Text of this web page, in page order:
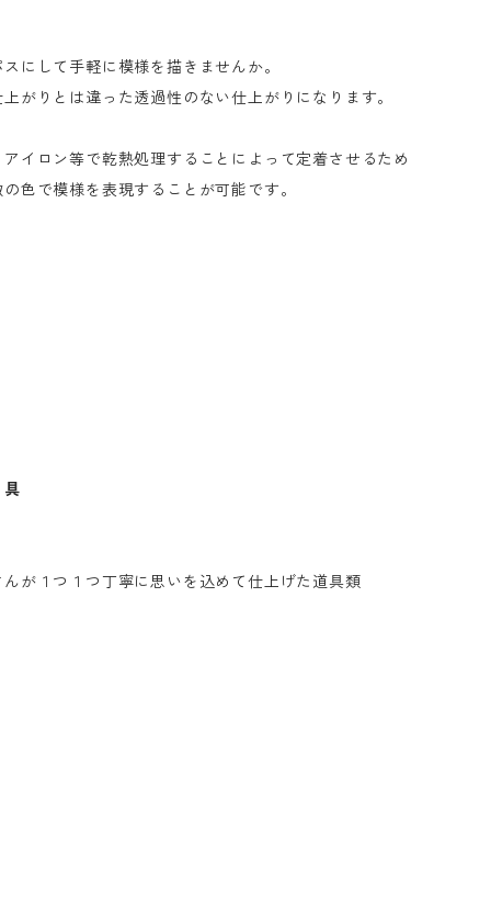
にして手軽に模様を描きませんか。
がりとは違った透過性のない仕上がりになります。
イロン等で乾熱処理することによって定着させるため
色で模様を表現することが可能です。
が１つ１つ丁寧に思いを込めて仕上げた道具類